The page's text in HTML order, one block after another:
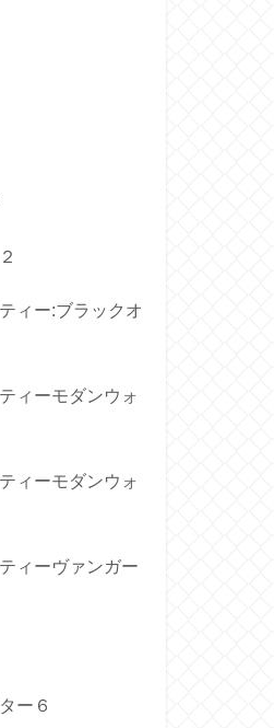
ィー:ブラックオ
ィーモダンウォ
ィーモダンウォ
ィーヴァンガー
ー６